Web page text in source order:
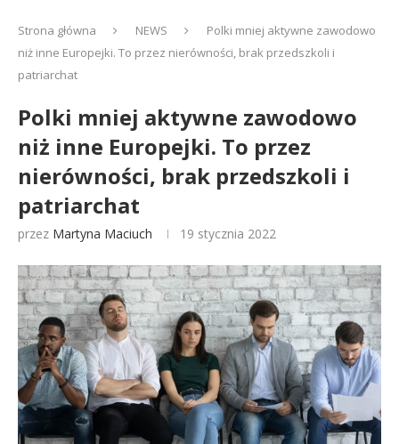
Strona główna NEWS
Polki mniej aktywne zawodowo
niż inne Europejki. To przez nierówności, brak przedszkoli i
patriarchat
Polki mniej aktywne zawodowo
niż inne Europejki. To przez
nierówności, brak przedszkoli i
patriarchat
przez Martyna Maciuch 19 stycznia 2022